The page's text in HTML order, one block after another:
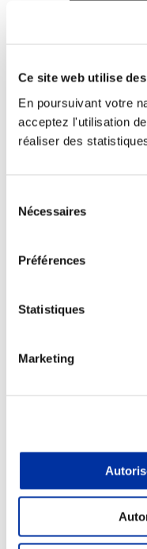
Ce site web utilise
En poursuivant votre
acceptez l'utilisation
réaliser des
Nécessaires
Préférences
Statistiques
Marketing
Elevage
Partenaire
Alimentation
Info-veille
Sources